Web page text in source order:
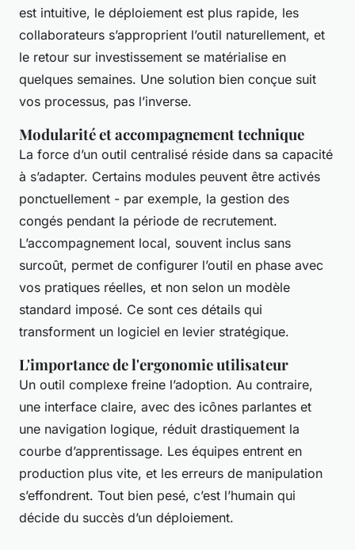
est intuitive, le déploiement est plus rapide, les
collaborateurs s’approprient l’outil naturellement, et
le retour sur investissement se matérialise en
quelques semaines. Une solution bien conçue suit
vos processus, pas l’inverse.
Modularité et accompagnement technique
La force d’un outil centralisé réside dans sa capacité
à s’adapter. Certains modules peuvent être activés
ponctuellement - par exemple, la gestion des
congés pendant la période de recrutement.
L’accompagnement local, souvent inclus sans
surcoût, permet de configurer l’outil en phase avec
vos pratiques réelles, et non selon un modèle
standard imposé. Ce sont ces détails qui
transforment un logiciel en levier stratégique.
L'importance de l'ergonomie utilisateur
Un outil complexe freine l’adoption. Au contraire,
une interface claire, avec des icônes parlantes et
une navigation logique, réduit drastiquement la
courbe d’apprentissage. Les équipes entrent en
production plus vite, et les erreurs de manipulation
s’effondrent. Tout bien pesé, c’est l’humain qui
décide du succès d’un déploiement.